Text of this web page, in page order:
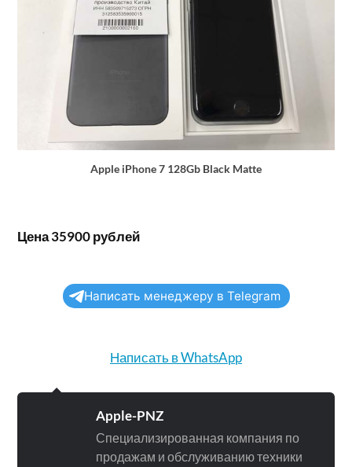
Apple iPhone 7 128Gb Black Matte
Цена 35900 рублей
Написать менеджеру в Telegram
Написать в WhatsApp
Apple-PNZ
Специализированная компания по
продажам и обслуживанию техники